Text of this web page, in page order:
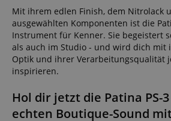
Mit ihrem edlen Finish, dem Nitrolack
ausgewählten Komponenten ist die
Instrument für Kenner. Sie begeistert
als auch im Studio - und wird dich mit
Optik und ihrer Verarbeitungsqualität
inspirieren.
Hol dir jetzt die Patina PS-
echten Boutique-Sound